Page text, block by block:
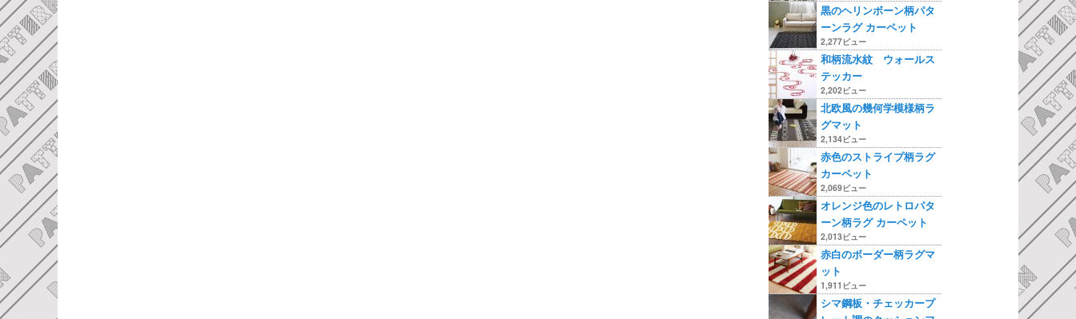
黒のヘリンボーン柄パタ
ーンラグ カーペット
2,277ビュー
和柄流水紋 ウォールス
テッカー
2,202ビュー
北欧風の幾何学模様柄ラ
グマット
2,134ビュー
赤色のストライプ柄ラグ
カーペット
2,069ビュー
オレンジ色のレトロパタ
ーン柄ラグ カーペット
2,013ビュー
赤白のボーダー柄ラグマ
ット
1,911ビュー
シマ鋼板・チェッカープ